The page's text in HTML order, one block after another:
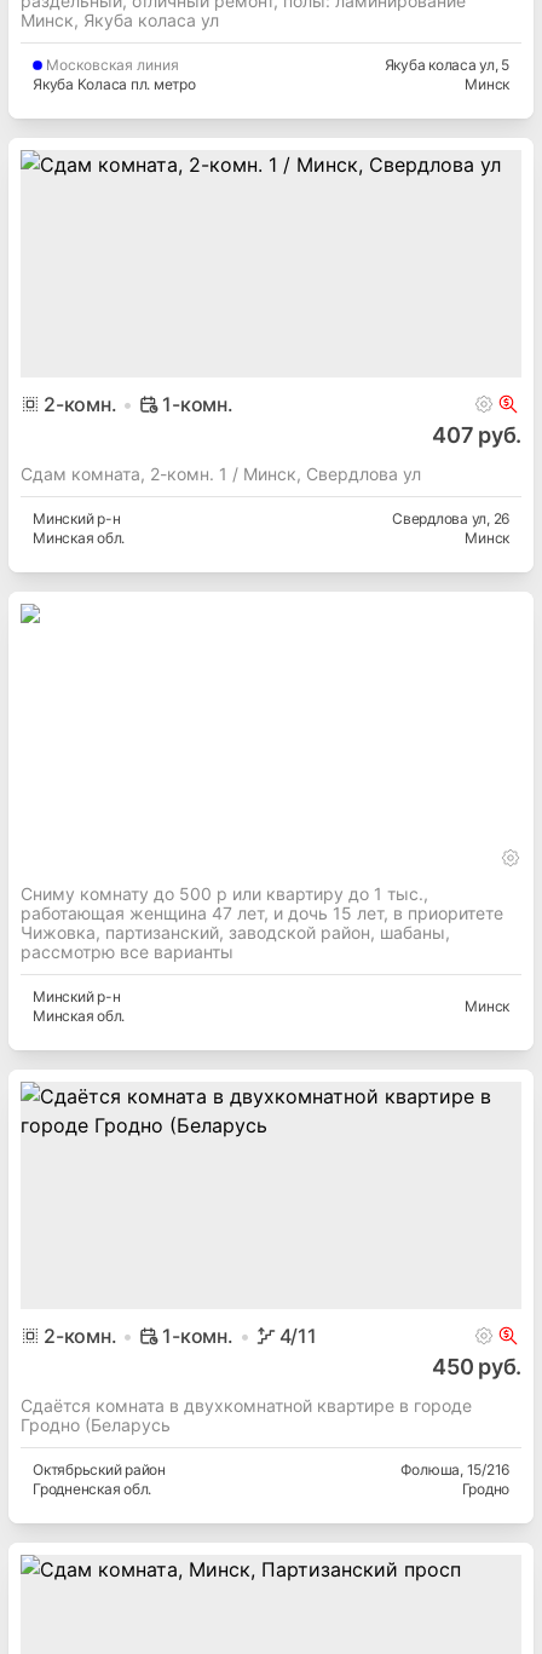
Минск, Якуба коласа ул
Московская линия
Якуба Коласа пл. метро
Якуба коласа ул, 5
Минск
2-комн. 1-комн.
407 руб.
Сдам комната, 2-комн. 1 / Минск, Свердлова ул
Минскийр-н
Минская обл.
Свердлова ул, 26
Минск
Сниму комнату до 500 р или квартиру до 1 тыс.,
работающая женщина 47 лет, и дочь 15 лет, в приоритете
Чижовка, партизанский, заводской район, шабаны,
рассмотрю все варианты
Минскийр-н
Минская обл.
Минск
2-комн. 1-комн. 4/11
450 руб.
Сдаётся комната в двухкомнатной квартире в городе
Гродно (Беларусь
Октябрьскийрайон
Гродненская обл.
Фолюша, 15/216
Гродно